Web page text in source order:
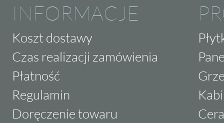
INFORMACJE
Koszt dostawy
Czas realizacji zamówienia
Płatność
Regulamin
Doręczenie towaru